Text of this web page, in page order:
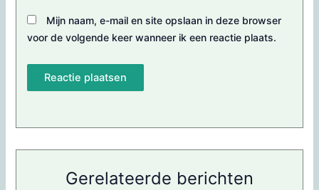
Mijn naam, e-mail en site opslaan in deze browser
voor de volgende keer wanneer ik een reactie plaats.
Gerelateerde berichten